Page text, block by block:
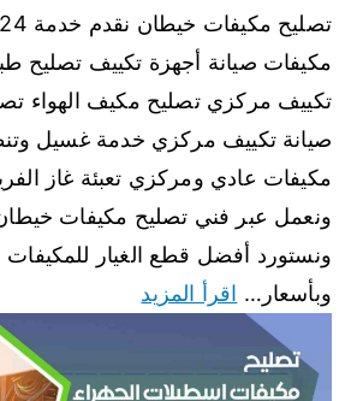
مكيفات صيانة أجهزة تكييف تصليح
تكييف مركزي تصليح مكيف الهواء
صيانة تكييف مركزي خدمة غسيل
مكيفات عادي ومركزي تعبئة غاز
ونعمل عبر فني تصليح مكيفات
ونستورد أفضل قطع الغيار للمكيفات
وبأسعار… اقرأ المزيد